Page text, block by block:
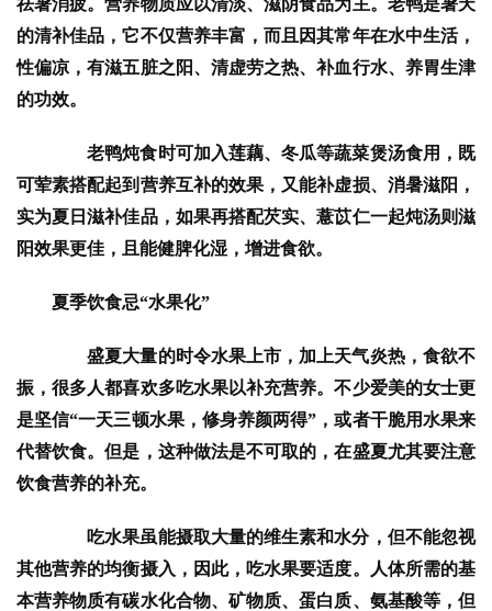
的清补佳品，它不仅营养丰富，而且因其常年在水中生活，
性偏凉，有滋五脏之阳、清虚劳之热、补血行水、养胃生津
的功效。
老鸭炖食时可加入莲藕、冬瓜等蔬菜煲汤食用，既
可荤素搭配起到营养互补的效果，又能补虚损、消暑滋阳，
实为夏日滋补佳品，如果再搭配芡实、薏苡仁一起炖汤则滋
阳效果更佳，且能健脾化湿，增进食欲。
夏季饮食忌“水果化”
盛夏大量的时令水果上市，加上天气炎热，食欲不
振，很多人都喜欢多吃水果以补充营养。不少爱美的女士更
是坚信“一天三顿水果，修身养颜两得”，或者干脆用水果来
代替饮食。但是，这种做法是不可取的，在盛夏尤其要注意
饮食营养的补充。
吃水果虽能摄取大量的维生素和水分，但不能忽视
其他营养的均衡摄入，因此，吃水果要适度。人体所需的基
本营养物质有碳水化合物、矿物质、蛋白质、氨基酸等，但